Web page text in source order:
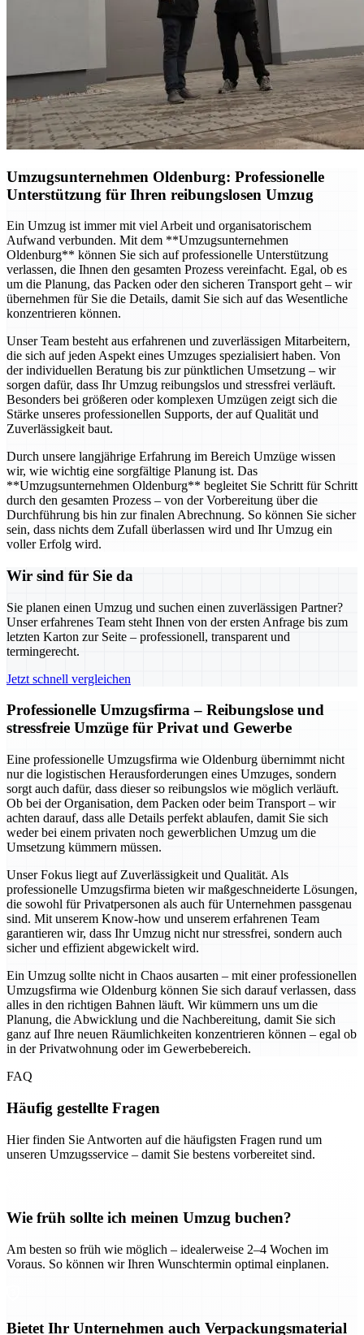
Umzugsunternehmen Oldenburg: Professionelle
Unterstützung für Ihren reibungslosen Umzug
Ein Umzug ist immer mit viel Arbeit und organisatorischem
Aufwand verbunden. Mit dem **Umzugsunternehmen
Oldenburg** können Sie sich auf professionelle Unterstützung
verlassen, die Ihnen den gesamten Prozess vereinfacht. Egal, ob es
um die Planung, das Packen oder den sicheren Transport geht – wir
übernehmen für Sie die Details, damit Sie sich auf das Wesentliche
konzentrieren können.
Unser Team besteht aus erfahrenen und zuverlässigen Mitarbeitern,
die sich auf jeden Aspekt eines Umzuges spezialisiert haben. Von
der individuellen Beratung bis zur pünktlichen Umsetzung – wir
sorgen dafür, dass Ihr Umzug reibungslos und stressfrei verläuft.
Besonders bei größeren oder komplexen Umzügen zeigt sich die
Stärke unseres professionellen Supports, der auf Qualität und
Zuverlässigkeit baut.
Durch unsere langjährige Erfahrung im Bereich Umzüge wissen
wir, wie wichtig eine sorgfältige Planung ist. Das
**Umzugsunternehmen Oldenburg** begleitet Sie Schritt für Schritt
durch den gesamten Prozess – von der Vorbereitung über die
Durchführung bis hin zur finalen Abrechnung. So können Sie sicher
sein, dass nichts dem Zufall überlassen wird und Ihr Umzug ein
voller Erfolg wird.
Wir sind für Sie da
Sie planen einen Umzug und suchen einen zuverlässigen Partner?
Unser erfahrenes Team steht Ihnen von der ersten Anfrage bis zum
letzten Karton zur Seite – professionell, transparent und
termingerecht.
Jetzt schnell vergleichen
Professionelle Umzugsfirma – Reibungslose und
stressfreie Umzüge für Privat und Gewerbe
Eine professionelle Umzugsfirma wie Oldenburg übernimmt nicht
nur die logistischen Herausforderungen eines Umzuges, sondern
sorgt auch dafür, dass dieser so reibungslos wie möglich verläuft.
Ob bei der Organisation, dem Packen oder beim Transport – wir
achten darauf, dass alle Details perfekt ablaufen, damit Sie sich
weder bei einem privaten noch gewerblichen Umzug um die
Umsetzung kümmern müssen.
Unser Fokus liegt auf Zuverlässigkeit und Qualität. Als
professionelle Umzugsfirma bieten wir maßgeschneiderte Lösungen,
die sowohl für Privatpersonen als auch für Unternehmen passgenau
sind. Mit unserem Know-how und unserem erfahrenen Team
garantieren wir, dass Ihr Umzug nicht nur stressfrei, sondern auch
sicher und effizient abgewickelt wird.
Ein Umzug sollte nicht in Chaos ausarten – mit einer professionellen
Umzugsfirma wie Oldenburg können Sie sich darauf verlassen, dass
alles in den richtigen Bahnen läuft. Wir kümmern uns um die
Planung, die Abwicklung und die Nachbereitung, damit Sie sich
ganz auf Ihre neuen Räumlichkeiten konzentrieren können – egal ob
in der Privatwohnung oder im Gewerbebereich.
FAQ
Häufig gestellte Fragen
Hier finden Sie Antworten auf die häufigsten Fragen rund um
unseren Umzugsservice – damit Sie bestens vorbereitet sind.
Wie früh sollte ich meinen Umzug buchen?
Am besten so früh wie möglich – idealerweise 2–4 Wochen im
Voraus. So können wir Ihren Wunschtermin optimal einplanen.
Bietet Ihr Unternehmen auch Verpackungsmaterial